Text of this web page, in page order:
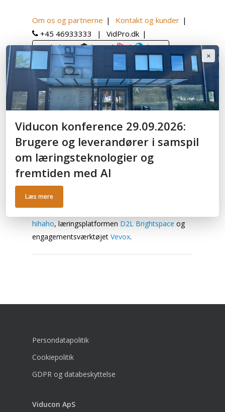
Om os og partnerne
Kontakt og kunder
+45 46933333
VidPro.dk
Book demo:
| | | |
English
Hjem Ressourcer Cases
Cases
Her kan du finde og læse cases fra kunderne
med fokus på videoløsningerne
hihaho, læringsplatformen D2L Brightspace og
engagementsværktøjetVevox.
Persondatapolitik
Cookiepolitik
GDPR og databeskyttelse
Viducon ApS
×
Viducon konference 29.09.2026:
Brugere og leverandører i samspil
om læringsteknologier og
fremtiden med AI
Læs mere